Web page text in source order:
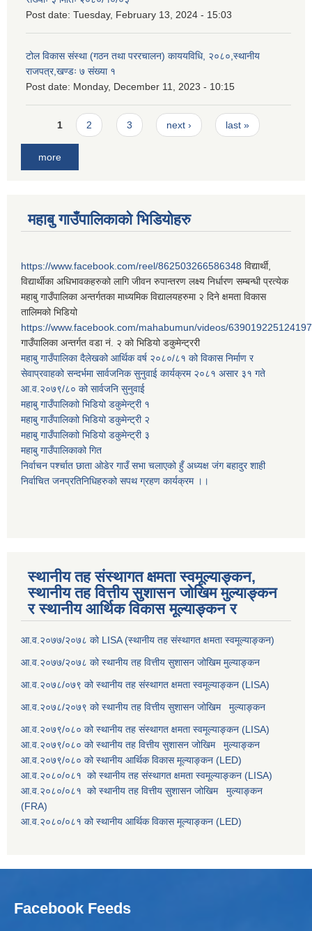
Post date: Tuesday, February 13, 2024 - 15:03
टोल विकास संस्था (गठन तथा पररचालन) काययविधि, २०८०,स्थानीय
राजपत्र,खण्डः ७ संख्या १
Post date: Monday, December 11, 2023 - 10:15
Pages
1 2 3 next › last »
more
महाबु गाउँपालिकाको भिडियोहरु
https://www.facebook.com/reel/862503266586348 विद्यार्थी,
विद्यार्थीका अधिभावकहरुको लागि जीवन रुपान्तरण लक्ष्य निर्धारण सम्बन्धी प्रत्येक
महाबु गाउँपालिका अन्तर्गतका माध्यमिक विद्यालयहरुमा २ दिने क्षमता विकास
तालिमको भिडियो
https://www.facebook.com/mahabumun/videos/639019225124197
गाउँपालिका अन्तर्गत वडा नं. २ को भिडियो डकुमेन्ट्ररी
महाबु गाउँपालिका दैलेखको आर्थिक वर्ष २०८०/८१ को विकास निर्माण र
सेवाप्रवाहको सन्दर्भमा सार्वजनिक सुनुवाई कार्यक्रम २०८१ असार ३१ गते
आ.व.२०७९/८० को सार्वजनि सुनुवाई
महाबु गाउँपालिकाो भिडियो डकुमेन्ट्री १
महाबु गाउँपालिकाो भिडियो डकुमेन्ट्री २
महाबु गाउँपालिकाो भिडियो डकुमेन्ट्री ३
महाबु गाउँपालिकाको गित
निर्वाचन पर्श्चात छाता ओडेर गाउँ सभा चलाएको हुँ अध्यक्ष जंग बहादुर शाही
निर्वाचित जनप्रतिनिधिहरुको सपथ ग्रहण कार्यक्रम ।।
स्थानीय तह संस्थागत क्षमता स्वमूल्याङ्कन,
स्थानीय तह वित्तीय सुशासन जोखिम मुल्याङ्कन
र स्थानीय आर्थिक विकास मूल्याङ्कन र
आ.व.२०७७/२०७८ को LISA (स्थानीय तह संस्थागत क्षमता स्वमूल्याङ्कन)
आ.व.२०७७/२०७८ को स्थानीय तह वित्तीय सुशासन जोखिम मुल्याङ्कन
आ.व.२०७८/०७९ को स्थानीय तह संस्थागत क्षमता स्वमूल्याङ्कन (LISA)
आ.व.२०७८/२०७९ को स्थानीय तह वित्तीय सुशासन जोखिम मुल्याङ्कन
आ.व.२०७९/०८० को स्थानीय तह संस्थागत क्षमता स्वमूल्याङ्कन (LISA)
आ.व.२०७९/०८० को स्थानीय तह वित्तीय सुशासन जोखिम मुल्याङ्कन
आ.व.२०७९/०८० को स्थानीय आर्थिक विकास मूल्याङ्कन (LED)
आ.व.२०८०/०८१ को स्थानीय तह संस्थागत क्षमता स्वमूल्याङ्कन (LISA)
आ.व.२०८०/०८१ को स्थानीय तह वित्तीय सुशासन जोखिम मुल्याङ्कन
(FRA)
आ.व.२०८०/०८१ को स्थानीय आर्थिक विकास मूल्याङ्कन (LED)
Facebook Feeds